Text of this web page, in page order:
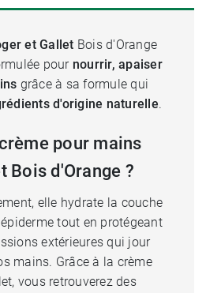
et Gallet Bois d'Orange
pournourrir, apaiser
grâce à sa formule qui
d'origine naturelle.
pour mains
Bois d'Orange ?
elle hydrate la couche
tout en protégeant
extérieures qui jour
mains. Grâce à la crème
vous retrouverez des